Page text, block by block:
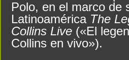
Polo, en el marco de
LatinoaméricaThe
Collins Live («El
Collins en vivo»).